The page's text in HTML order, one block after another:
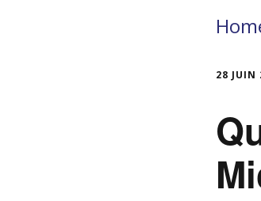
28 JUIN